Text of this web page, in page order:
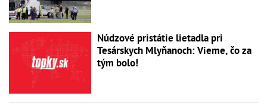
Núdzové pristátie lietadla pri
Tesárskych Mlyňanoch: Vieme, čo za
tým bolo!